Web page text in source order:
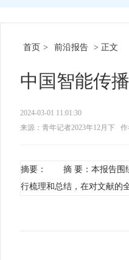
首页 > 前沿报告 > 正文
中国智能传
2024-03-01 11:01:30
来源：青年记者2023年12月下
摘要： 摘 要：本报告围绕
行梳理和总结，在对文献的